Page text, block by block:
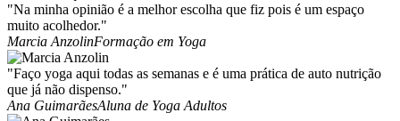
"Na minha opinião é a melhor escolha que fiz pois é um espaço
muito acolhedor."
Marcia AnzolinFormação em Yoga
"Faço yoga aqui todas as semanas e é uma prática de auto nutrição
que já não dispenso."
Ana GuimarãesAluna de Yoga Adultos